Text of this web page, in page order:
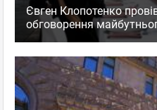
Євген Клопотенко
обговорення